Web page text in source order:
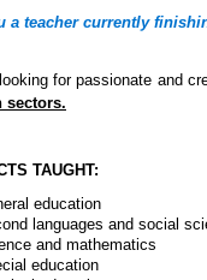
a teacher currently
for passionate and
sectors.
TAUGHT:
education
languages and social
and mathematics
education